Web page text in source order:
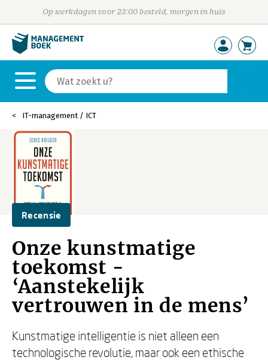
Op werkdagen voor 23:00 besteld, morgen in huis
IT-management / ICT
Recensie
Onze kunstmatige
toekomst -
‘Aanstekelijk
vertrouwen in de mens’
Kunstmatige intelligentie is niet alleen een
technologische revolutie, maar ook een ethische